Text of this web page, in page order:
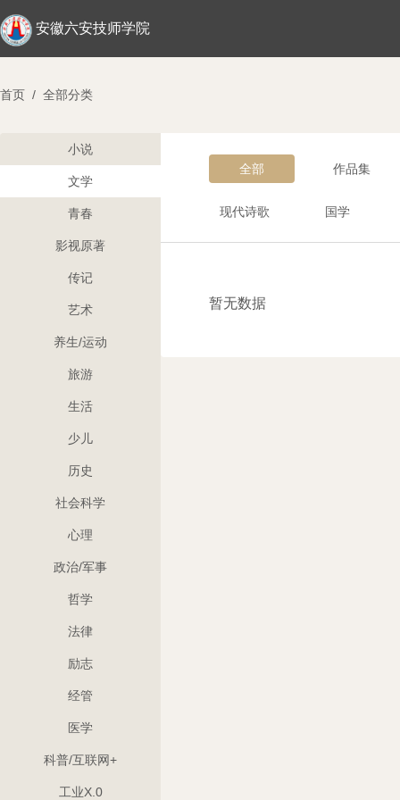
安徽六安技师学院
首页 / 全部分类
小说
文学
青春
影视原著
传记
艺术
养生/运动
旅游
生活
少儿
历史
社会科学
心理
政治/军事
哲学
法律
励志
经管
医学
科普/互联网+
工业X.0
全部 作品集
现代诗歌 国学
暂无数据